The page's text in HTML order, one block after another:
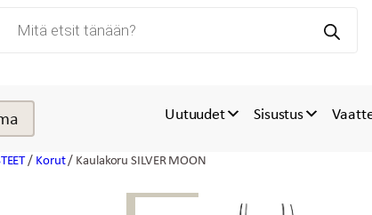
search
Uutuudet Sisustus
/ Korut/ Kaulakoru SILVER MOON